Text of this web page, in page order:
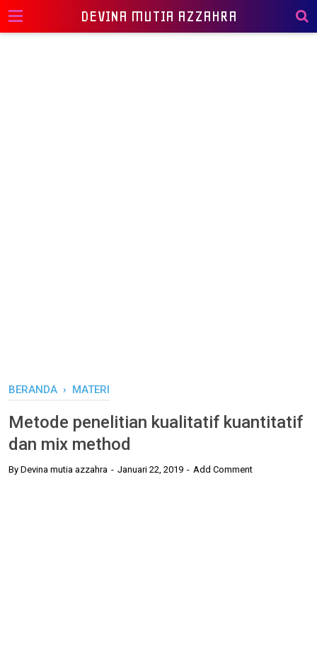
DEVINA MUTIA AZZAHRA
BERANDA › MATERI
Metode penelitian kualitatif kuantitatif
dan mix method
By Devina mutia azzahra Januari 22, 2019 Add Comment